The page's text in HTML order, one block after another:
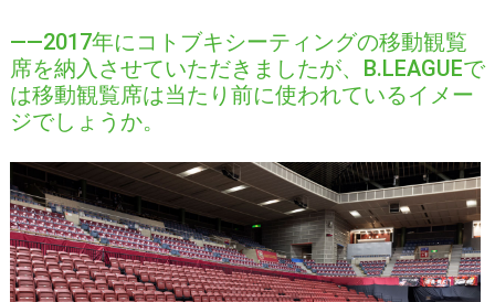
――2017年にコトブキシーティングの移動観覧
席を納入させていただきましたが、B.LEAGUEで
は移動観覧席は当たり前に使われているイメー
ジでしょうか。